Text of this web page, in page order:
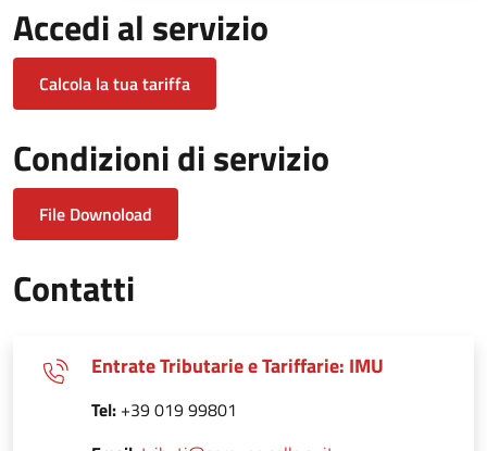
Accedi al servizio
Calcola la tua tariffa
Condizioni di servizio
File Downoload
Contatti
Entrate Tributarie e Tariffarie: IMU
Tel: +39 019 99801